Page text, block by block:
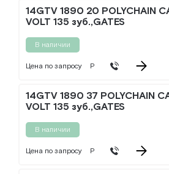
14GTV 1890 20 POLYCHAIN
VOLT 135 зуб.,GATES
В наличии
Цена по запросу Р
14GTV 1890 37 POLYCHAIN
VOLT 135 зуб.,GATES
В наличии
Цена по запросу Р